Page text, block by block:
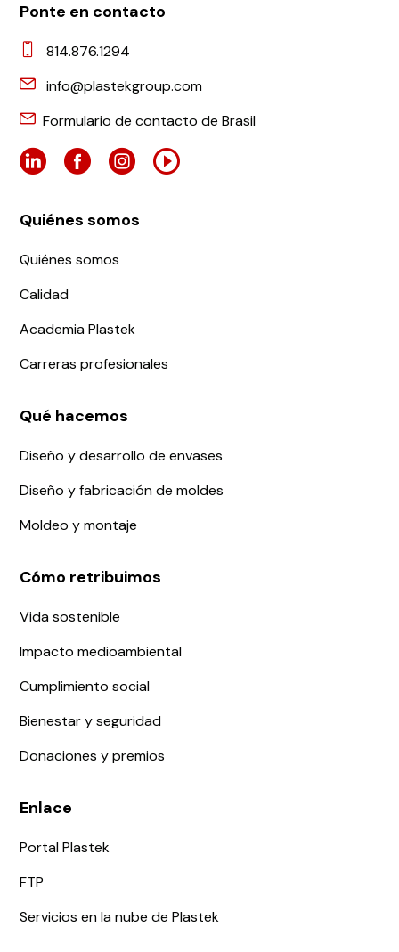
Ponte en contacto
814.876.1294
info@plastekgroup.com
Formulario de contacto de Brasil
Quiénes somos
Quiénes somos
Calidad
Academia Plastek
Carreras profesionales
Qué hacemos
Diseño y desarrollo de envases
Diseño y fabricación de moldes
Moldeo y montaje
Cómo retribuimos
Vida sostenible
Impacto medioambiental
Cumplimiento social
Bienestar y seguridad
Donaciones y premios
Enlace
Portal Plastek
FTP
Servicios en la nube de Plastek